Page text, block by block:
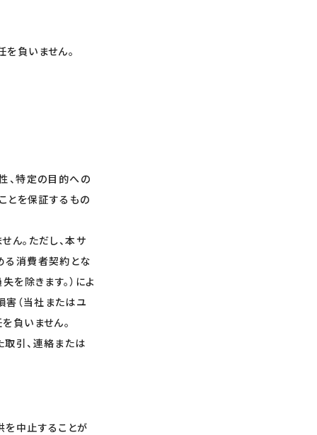
負いません。
、特定の目的への
とを保証するもの
ん。ただし、本サ
る消費者契約とな
を除きます。）によ
（当社またはユ
負いません。
引、連絡または
を中止することが